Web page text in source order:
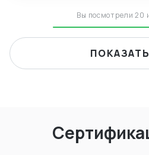
Вы посмотрели 20